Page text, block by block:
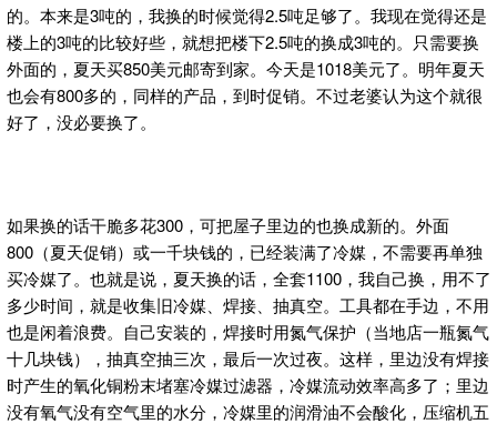
的。本来是3吨的，我换的时候觉得2.5吨足够了。我现在觉得还是
楼上的3吨的比较好些，就想把楼下2.5吨的换成3吨的。只需要换
外面的，夏天买850美元邮寄到家。今天是1018美元了。明年夏天
也会有800多的，同样的产品，到时促销。不过老婆认为这个就很
好了，没必要换了。
如果换的话干脆多花300，可把屋子里边的也换成新的。外面
800（夏天促销）或一千块钱的，已经装满了冷媒，不需要再单独
买冷媒了。也就是说，夏天换的话，全套1100，我自己换，用不了
多少时间，就是收集旧冷媒、焊接、抽真空。工具都在手边，不用
也是闲着浪费。自己安装的，焊接时用氮气保护（当地店一瓶氮气
十几块钱），抽真空抽三次，最后一次过夜。这样，里边没有焊接
时产生的氧化铜粉末堵塞冷媒过滤器，冷媒流动效率高多了；里边
没有氧气没有空气里的水分，冷媒里的润滑油不会酸化，压缩机五